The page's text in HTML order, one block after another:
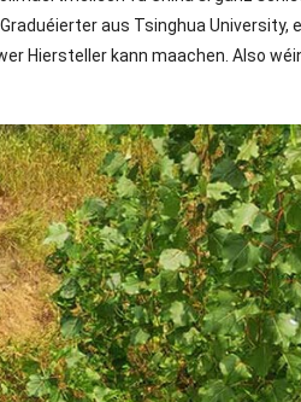
aus Tsinghua University,
Hiersteller kann maachen. Also